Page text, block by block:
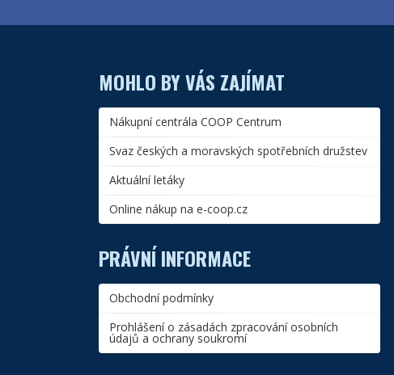
MOHLO BY VÁS ZAJÍMAT
Nákupní centrála COOP Centrum
Svaz českých a moravských spotřebních družstev
Aktuální letáky
Online nákup na e-coop.cz
PRÁVNÍ INFORMACE
Obchodní podmínky
Prohlášení o zásadách zpracování osobních
údajů a ochrany soukromí